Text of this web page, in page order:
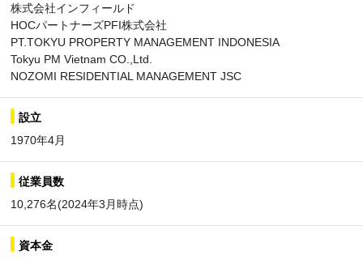
株式会社インフィールド
HOCパートナーズPFI株式会社
PT.TOKYU PROPERTY MANAGEMENT INDONESIA
Tokyu PM Vietnam CO.,Ltd.
NOZOMI RESIDENTIAL MANAGEMENT JSC
設立
1970年4月
従業員数
10,276名(2024年3月時点)
資本金